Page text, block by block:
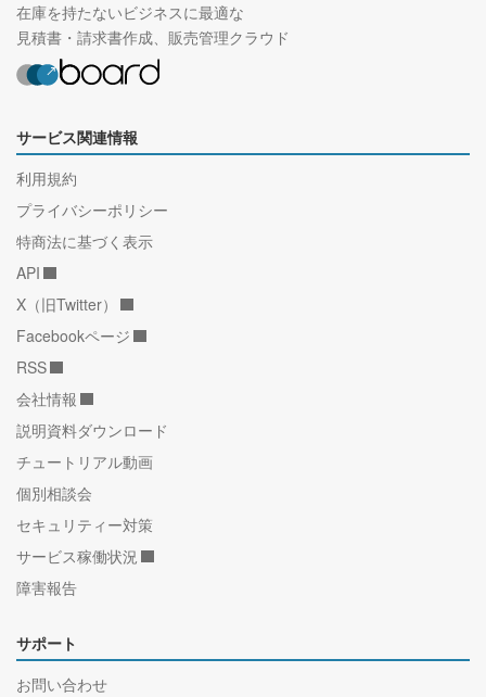
在庫を持たないビジネスに最適な
見積書・請求書作成、販売管理クラウド
サービス関連情報
利用規約
プライバシーポリシー
特商法に基づく表示
API
X（旧Twitter）
Facebookページ
RSS
会社情報
説明資料ダウンロード
チュートリアル動画
個別相談会
セキュリティー対策
サービス稼働状況
障害報告
サポート
お問い合わせ